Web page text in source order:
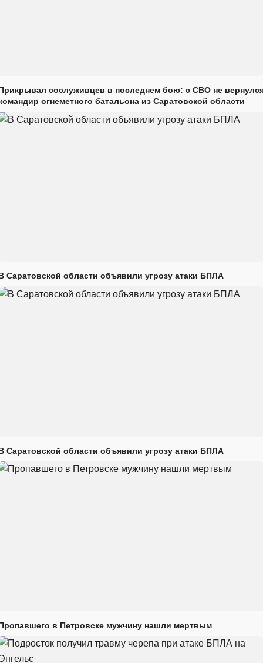
сослуживцев в последнем бою: с СВО не
огнеметного батальона из Саратовской области
Саратовской области объявили угрозу атаки БПЛА
Саратовской области объявили угрозу атаки БПЛА
в Петровске мужчину нашли мертвым